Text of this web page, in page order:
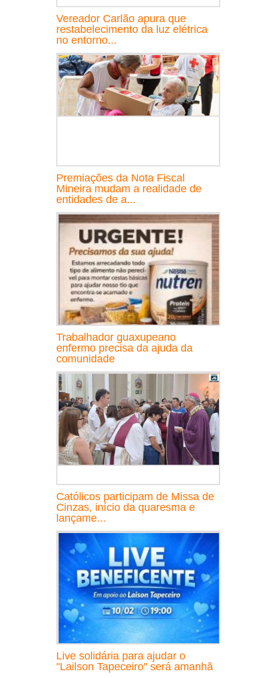
Vereador Carlão apura que
restabelecimento da luz elétrica
no entorno...
Premiações da Nota Fiscal
Mineira mudam a realidade de
entidades de a...
Trabalhador guaxupeano
enfermo precisa da ajuda da
comunidade
Católicos participam de Missa de
Cinzas, início da quaresma e
lançame...
Live solidária para ajudar o
"Lailson Tapeceiro" será amanhã